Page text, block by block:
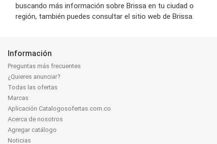
buscando más información sobre Brissa en tu ciudad o
región, también puedes consultar el sitio web de Brissa.
Información
Preguntas más frecuentes
¿Quieres anunciar?
Todas las ofertas
Marcas
Aplicación Catalogosofertas.com.co
Acerca de nosotros
Agregar catálogo
Noticias